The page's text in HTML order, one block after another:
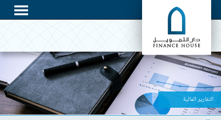
التقارير المالية